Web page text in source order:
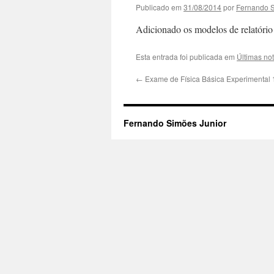
Publicado em 31/08/2014por Fernando
Adicionado os modelos de
Esta entrada foi publicada em Últimas
← Exame de Física Básica Experimental 1
Fernando Simões Junior